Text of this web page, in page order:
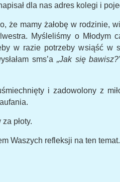
dla nas adres kolegi i
że mamy żałobę w rodzinie,
Myśleliśmy o Młodym
w razie potrzeby wsiąść w
sms’a „Jak się
i zadowolony z
płoty.
Waszych refleksji na ten temat.